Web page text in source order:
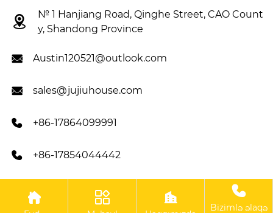

№ 1 Hanjiang Road, Qinghe Street, CAO Count
y, Shandong Province
 Austin120521@outlook.com
 sales@jujiuhouse.com
 +86-17864099991
 +86-17854044442
Müəllif hüquqları © Shandong Jujiu Integrated Housing Co,
   
Bizimlə əlaqə